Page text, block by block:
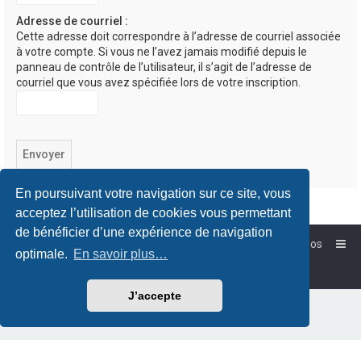
En poursuivant votre navigation sur ce site, vous
acceptez l’utilisation de cookies vous permettant
de bénéficier d’une expérience de navigation
optimale. En savoir plus…
J’accepte
Adresse de courriel :
Cette adresse doit correspondre à l’adresse de courriel associée
à votre compte. Si vous ne l’avez jamais modifié depuis le
panneau de contrôle de l’utilisateur, il s’agit de l’adresse de
courriel que vous avez spécifiée lors de votre inscription.
Forum-Debian.fr
À propos
Powered byphpBB™